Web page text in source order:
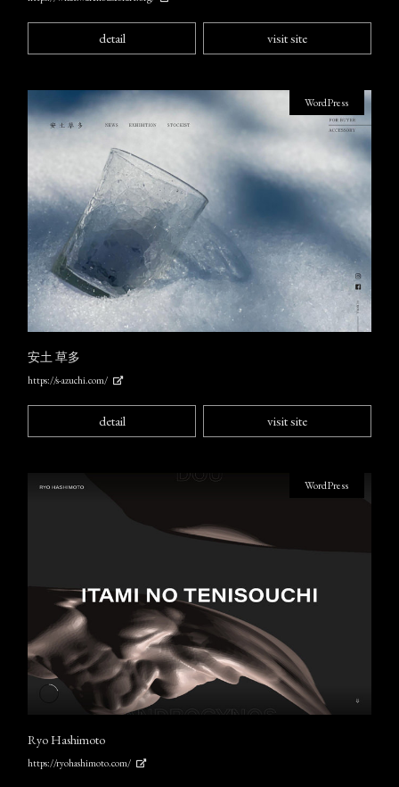
detail visit site
安土 草多
https://s-azuchi.com/
WordPress
detail visit site
Ryo Hashimoto
https://ryohashimoto.com/
WordPress